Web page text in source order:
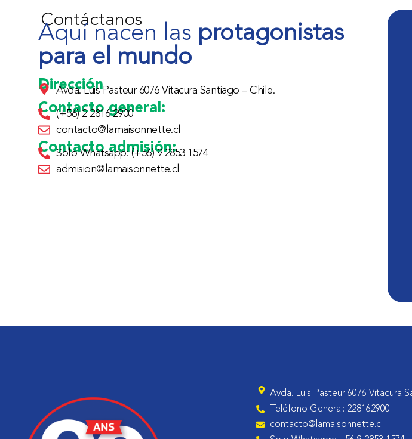
Contáctanos
Aquí nacen las protagonistas
para el mundo
Dirección
Avda. Luis Pasteur 6076 Vitacura Santiago – Chile.
Contacto general:
(+56) 2 2816 2900
contacto@lamaisonnette.cl
Contacto admisión:
Solo Whatsapp: (+56) 9 2853 1574
admision@lamaisonnette.cl
Avda. Luis Pasteur 6076 Vitacura
Teléfono General: 228162900
contacto@lamaisonnette.cl